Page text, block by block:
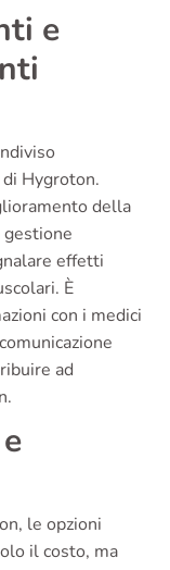
e
Hygroton.
della
gestione
effetti
È
con i medici
ad
le opzioni
il costo, ma